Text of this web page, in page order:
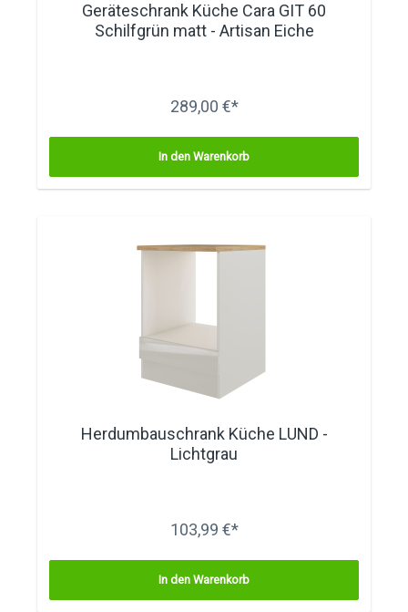
Geräteschrank Küche Cara GIT 60
Schilfgrün matt - Artisan Eiche
289,00 €*
In den Warenkorb
Herdumbauschrank Küche LUND -
Lichtgrau
103,99 €*
In den Warenkorb